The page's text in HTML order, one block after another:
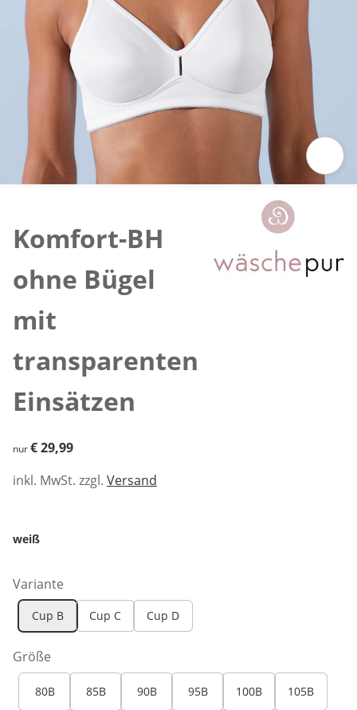
Komfort-BH
ohne Bügel
mit
transparenten
Einsätzen
€ 29,99
nur€ 29,99
inkl. MwSt. zzgl. Versand
weiß
Variante
Cup B Cup C Cup D
Größe
80B 85B 90B 95B 100B 105B